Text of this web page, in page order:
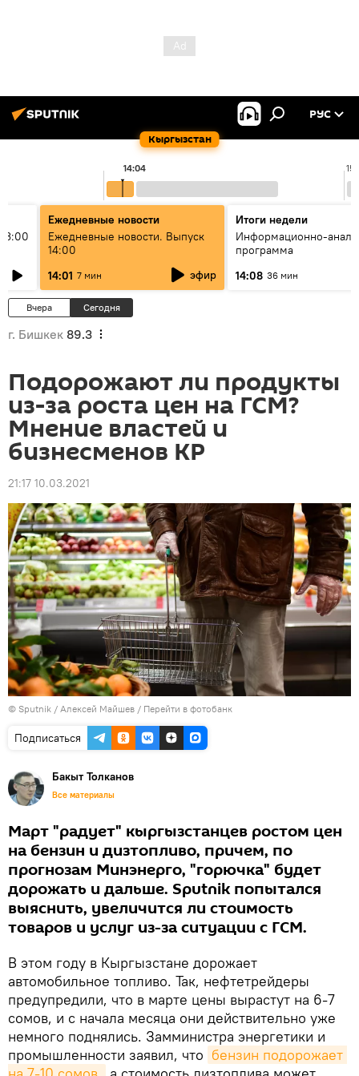
Кыргызстан
РУС
14:04
Ежедневные новости
Ежедневные новости. Выпуск
14:00
14:01 7 мин эфир
Итоги недели
Информационно-
программа
14:08 36 мин
Вчера Сегодня
г. Бишкек 89.3
Подорожают ли продукты
из-за роста цен на ГСМ?
Мнение властей и
бизнесменов КР
21:17 10.03.2021
© Sputnik / Алексей Майшев / Перейти в фотобанк
Подписаться
Бакыт Толканов
Все материалы
Март "радует" кыргызстанцев ростом цен
на бензин и дизтопливо, причем, по
прогнозам Минэнерго, "горючка" будет
дорожать и дальше. Sputnik попытался
выяснить, увеличится ли стоимость
товаров и услуг из-за ситуации с ГСМ.
В этом году в Кыргызстане дорожает
автомобильное топливо. Так, нефтетрейдеры
предупредили, что в марте цены вырастут на 6-7
сомов, и с начала месяца они действительно уже
немного поднялись. Замминистра энергетики и
промышленности заявил, что бензин подорожает